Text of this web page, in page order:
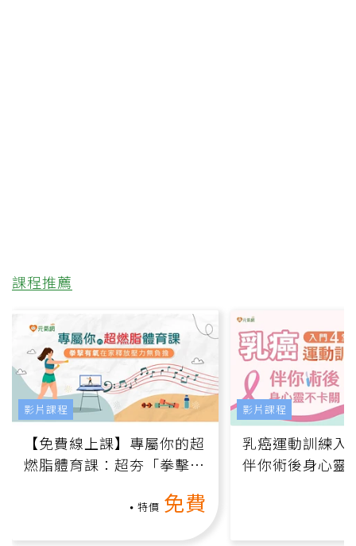
課程推薦
【免費線上課】專屬你的超
燃脂體育課：超夯「拳擊有
特價 免費
影片課程
乳癌運動訓練入
伴你術後身心靈
影片課程